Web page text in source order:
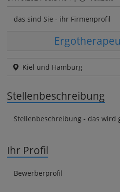
das sind Sie - ihr Firmenprofil
Kiel und Hamburg
Stellenbeschreibung
Stellenbeschreibung - das wird
Ihr Profil
Bewerberprofil